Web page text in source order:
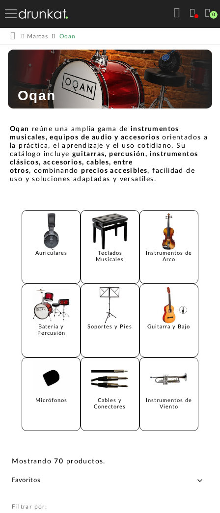
0
Marcas Oqan
Oqan
Oqan reúne una amplia gama de instrumentos
musicales, equipos de audio y accesorios orientados a
la práctica, el aprendizaje y el uso cotidiano. Su
catálogo incluye guitarras, percusión, instrumentos
clásicos, accesorios, cables, entre
otros, combinandoprecios accesibles, facilidad de
uso y soluciones adaptadas y versatiles.
Auriculares
Teclados
Musicales
Instrumentos de
Arco
Batería y
Percusión
Soportes y Pies Guitarra y Bajo
Micrófonos
Cables y
Conectores
Instrumentos de
Viento
Mostrando 70 productos.
Filtrar por: